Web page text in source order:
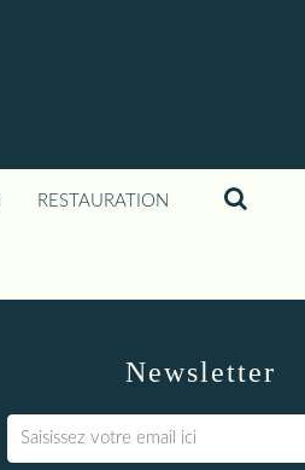
RESTAURATION
Newsletter